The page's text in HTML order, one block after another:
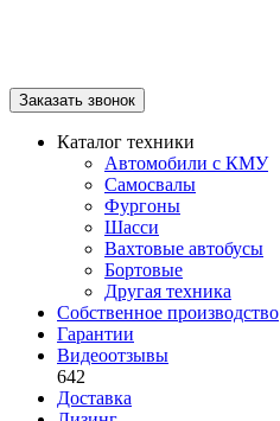
Заказать звонок
Каталог техники
Автомобили с КМУ
Самосвалы
Фургоны
Шасси
Вахтовые автобусы
Бортовые
Другая техника
Собственное производство
Гарантии
Видеоотзывы
642
Доставка